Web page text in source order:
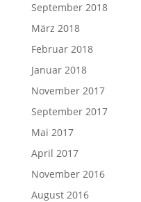
September 2018
März 2018
Februar 2018
Januar 2018
November 2017
September 2017
Mai 2017
April 2017
November 2016
August 2016